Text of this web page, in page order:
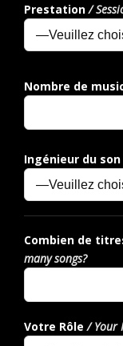
Prestation/
Nombre de
Ingénieur du
Combien de
many songs?
Votre Rôle/ Your